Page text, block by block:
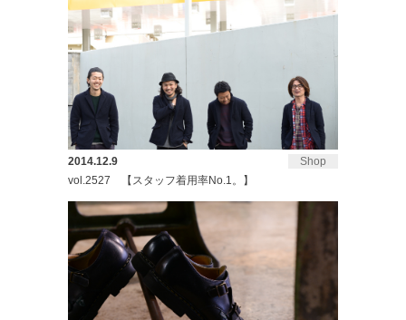
Shop
2014.12.9
vol.2527 【スタッフ着用率No.1。】